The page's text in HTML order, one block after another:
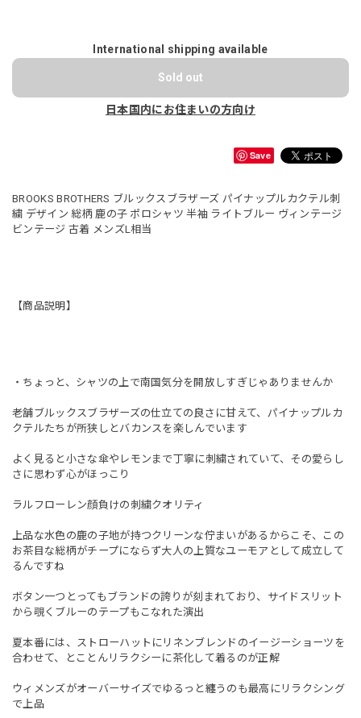
International shipping available
Sold out
日本国内にお住まいの方向け
Save
BROOKS BROTHERS ブルックスブラザーズ パイナップルカクテル刺
繍 デザイン 総柄 鹿の子 ポロシャツ 半袖 ライトブルー ヴィンテージ
ビンテージ 古着 メンズL相当
【商品説明】
・ちょっと、シャツの上で南国気分を開放しすぎじゃありませんか
老舗ブルックスブラザーズの仕立ての良さに甘えて、パイナップルカ
クテルたちが所狭しとバカンスを楽しんでいます
よく見ると小さな傘やレモンまで丁寧に刺繍されていて、その愛らし
さに思わず心がほっこり
ラルフローレン顔負けの刺繍クオリティ
上品な水色の鹿の子地が持つクリーンな佇まいがあるからこそ、この
お茶目な総柄がチープにならず大人の上質なユーモアとして成立して
るんですね
ボタン一つとってもブランドの誇りが刻まれており、サイドスリット
から覗くブルーのテープもこなれた演出
夏本番には、ストローハットにリネンブレンドのイージーショーツを
合わせて、とことんリラクシーに茶化して着るのが正解
ウィメンズがオーバーサイズでゆるっと纏うのも最高にリラクシング
で上品